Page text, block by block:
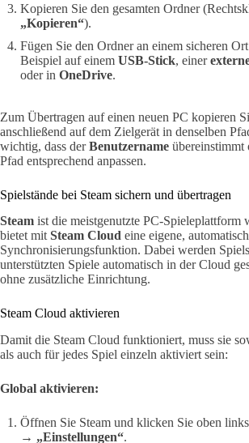
Kopieren Sie den gesamten Ordner
„Kopieren“).
Fügen Sie den Ordner an einem sicheren
Beispiel auf einem USB-Stick, einer
oder in OneDrive.
Zum Übertragen auf einen neuen PC kopieren
anschließend auf dem Zielgerät in denselben
wichtig, dass derBenutzername übereinstimmt
Pfad entsprechend anpassen.
Spielstände bei Steam sichern und übertragen
Steam ist die meistgenutzte PC-Spieleplattform
bietet mit Steam Cloud eine eigene,
Synchronisierungsfunktion. Dabei werden
unterstützten Spiele automatisch in der Cloud
ohne zusätzliche Einrichtung.
Steam Cloud aktivieren
Damit die Steam Cloud funktioniert, muss sie
als auch für jedes Spiel einzeln aktiviert sein:
Global aktivieren:
Öffnen Sie Steam und klicken Sie oben
→ „Einstellungen“.